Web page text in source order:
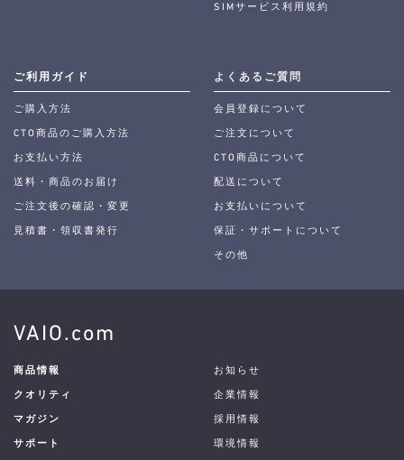
SIMサービス利用規約
ご利用ガイド
ご購入方法
CTO商品のご購入方法
お支払い方法
送料・商品のお届け
ご注文後の確認・変更
見積書・領収書発行
よくあるご質問
会員登録について
ご注文について
CTO商品について
配送について
お支払いについて
保証・サポートについて
その他
VAIO.com
商品情報
クオリティ
マガジン
サポート
お知らせ
企業情報
採用情報
環境情報